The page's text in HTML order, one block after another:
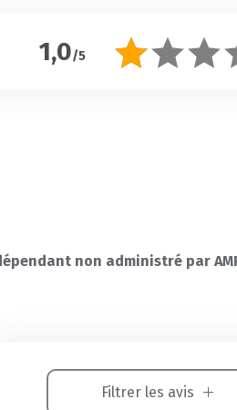
1,0/5
non administré par AMP
Filtrer les avis